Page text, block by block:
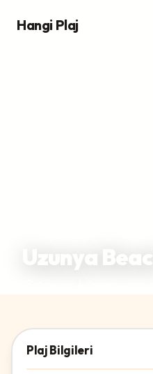
Hangi Plaj
Uzunya Beach
Plaj Bilgileri